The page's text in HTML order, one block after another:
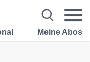
Meine Abos